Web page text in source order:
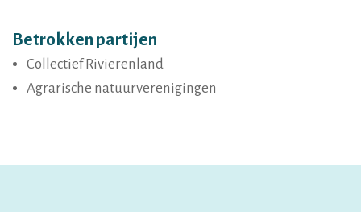
Betrokken partijen
Collectief Rivierenland
Agrarische natuurverenigingen